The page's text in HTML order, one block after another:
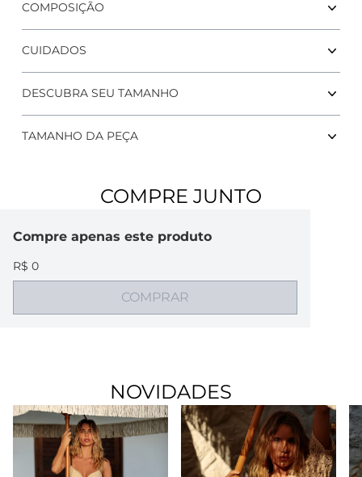
COMPOSIÇÃO
CUIDADOS
DESCUBRA SEU TAMANHO
TAMANHO DA PEÇA
COMPRE JUNTO
Compre apenas este produto
R$ 0
COMPRAR
NOVIDADES